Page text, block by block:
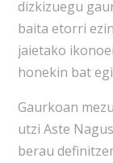
dizkizuegu
baita etorri
jaietako
honekin bat
Gaurkoan
utzi Aste
berau